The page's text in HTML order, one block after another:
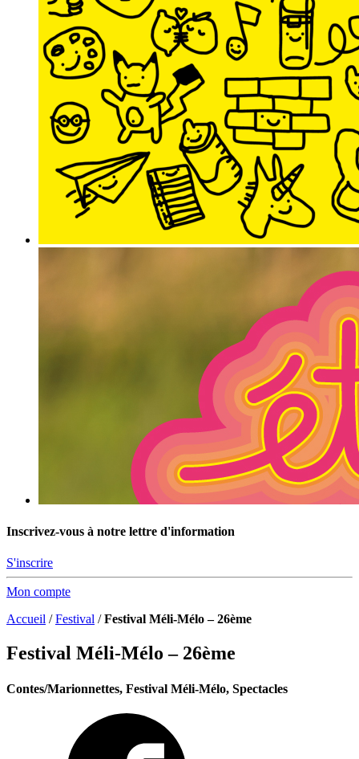
Inscrivez-vous à notre lettre d'information
S'inscrire
Mon compte
Accueil /Festival /Festival Méli-Mélo – 26ème
Festival Méli-Mélo – 26ème
Contes/Marionnettes, Festival Méli-Mélo, Spectacles